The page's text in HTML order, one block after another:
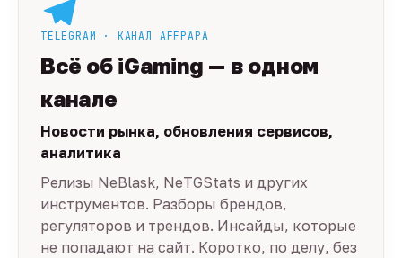
TELEGRAM · КАНАЛ AFFPAPA
Всё об iGaming — в одном
канале
Новости рынка, обновления сервисов,
аналитика
Релизы NeBlask, NeTGStats и других
инструментов. Разборы брендов,
регуляторов и трендов. Инсайды, которые
не попадают на сайт. Коротко, по делу, без